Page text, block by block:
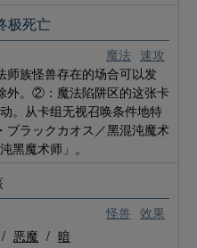
魔法 速攻
极死亡
族怪兽存在的场合可以发
外。②：魔法陷阱区的这张卡
。从卡组无视召唤条件地特
ブラックカオス／黑混沌魔术
黑魔术师」。
怪兽 效果
恶魔 / 暗